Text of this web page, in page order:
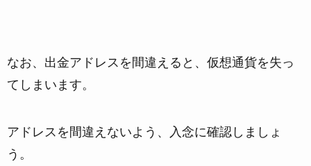
なお、出金アドレスを間違えると、仮想通貨を失っ
てしまいます。
アドレスを間違えないよう、入念に確認しましょ
う。